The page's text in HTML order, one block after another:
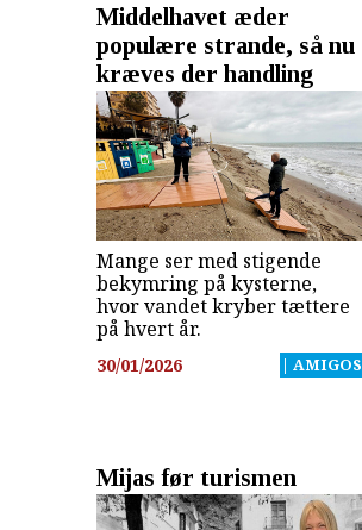
Middelhavet æder
populære strande, så nu
kræves der handling
Mange ser med stigende
bekymring på kysterne,
hvor vandet kryber tættere
på hvert år.
30/01/2026 | AMIGOS
Mijas før turismen